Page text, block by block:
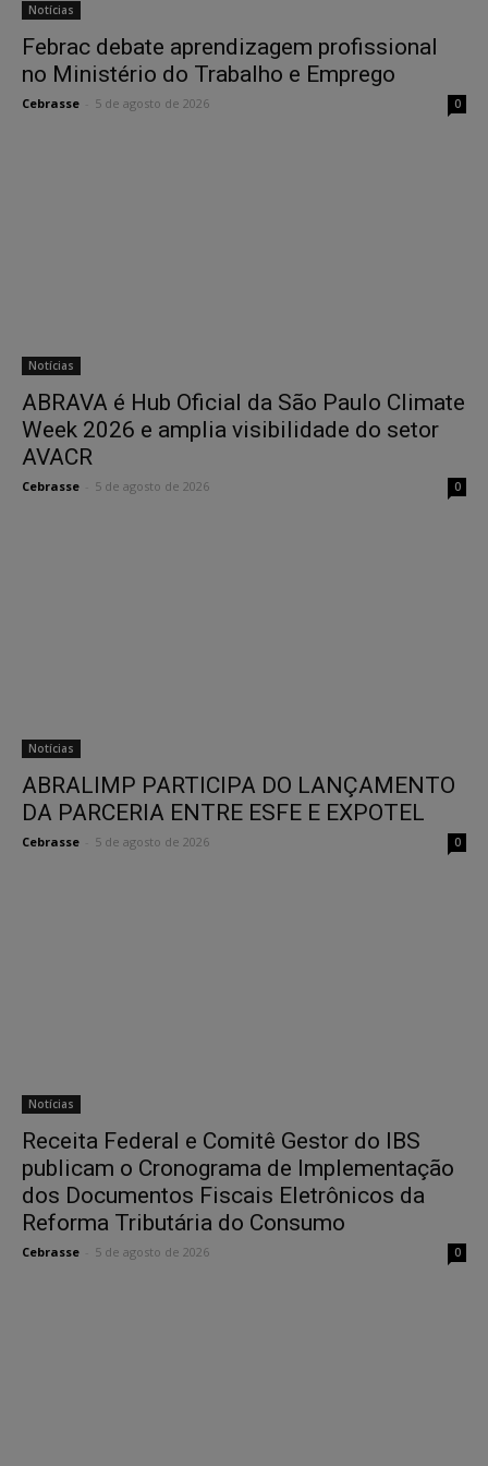
Notícias
Febrac debate aprendizagem profissional
no Ministério do Trabalho e Emprego
Cebrasse 5 de agosto de 2026 0
Notícias
ABRAVA é Hub Oficial da São Paulo Climate
Week 2026 e amplia visibilidade do setor
AVACR
Cebrasse 5 de agosto de 2026 0
Notícias
ABRALIMP PARTICIPA DO LANÇAMENTO
DA PARCERIA ENTRE ESFE E EXPOTEL
Cebrasse 5 de agosto de 2026 0
Notícias
Receita Federal e Comitê Gestor do IBS
publicam o Cronograma de Implementação
dos Documentos Fiscais Eletrônicos da
Reforma Tributária do Consumo
Cebrasse 5 de agosto de 2026 0